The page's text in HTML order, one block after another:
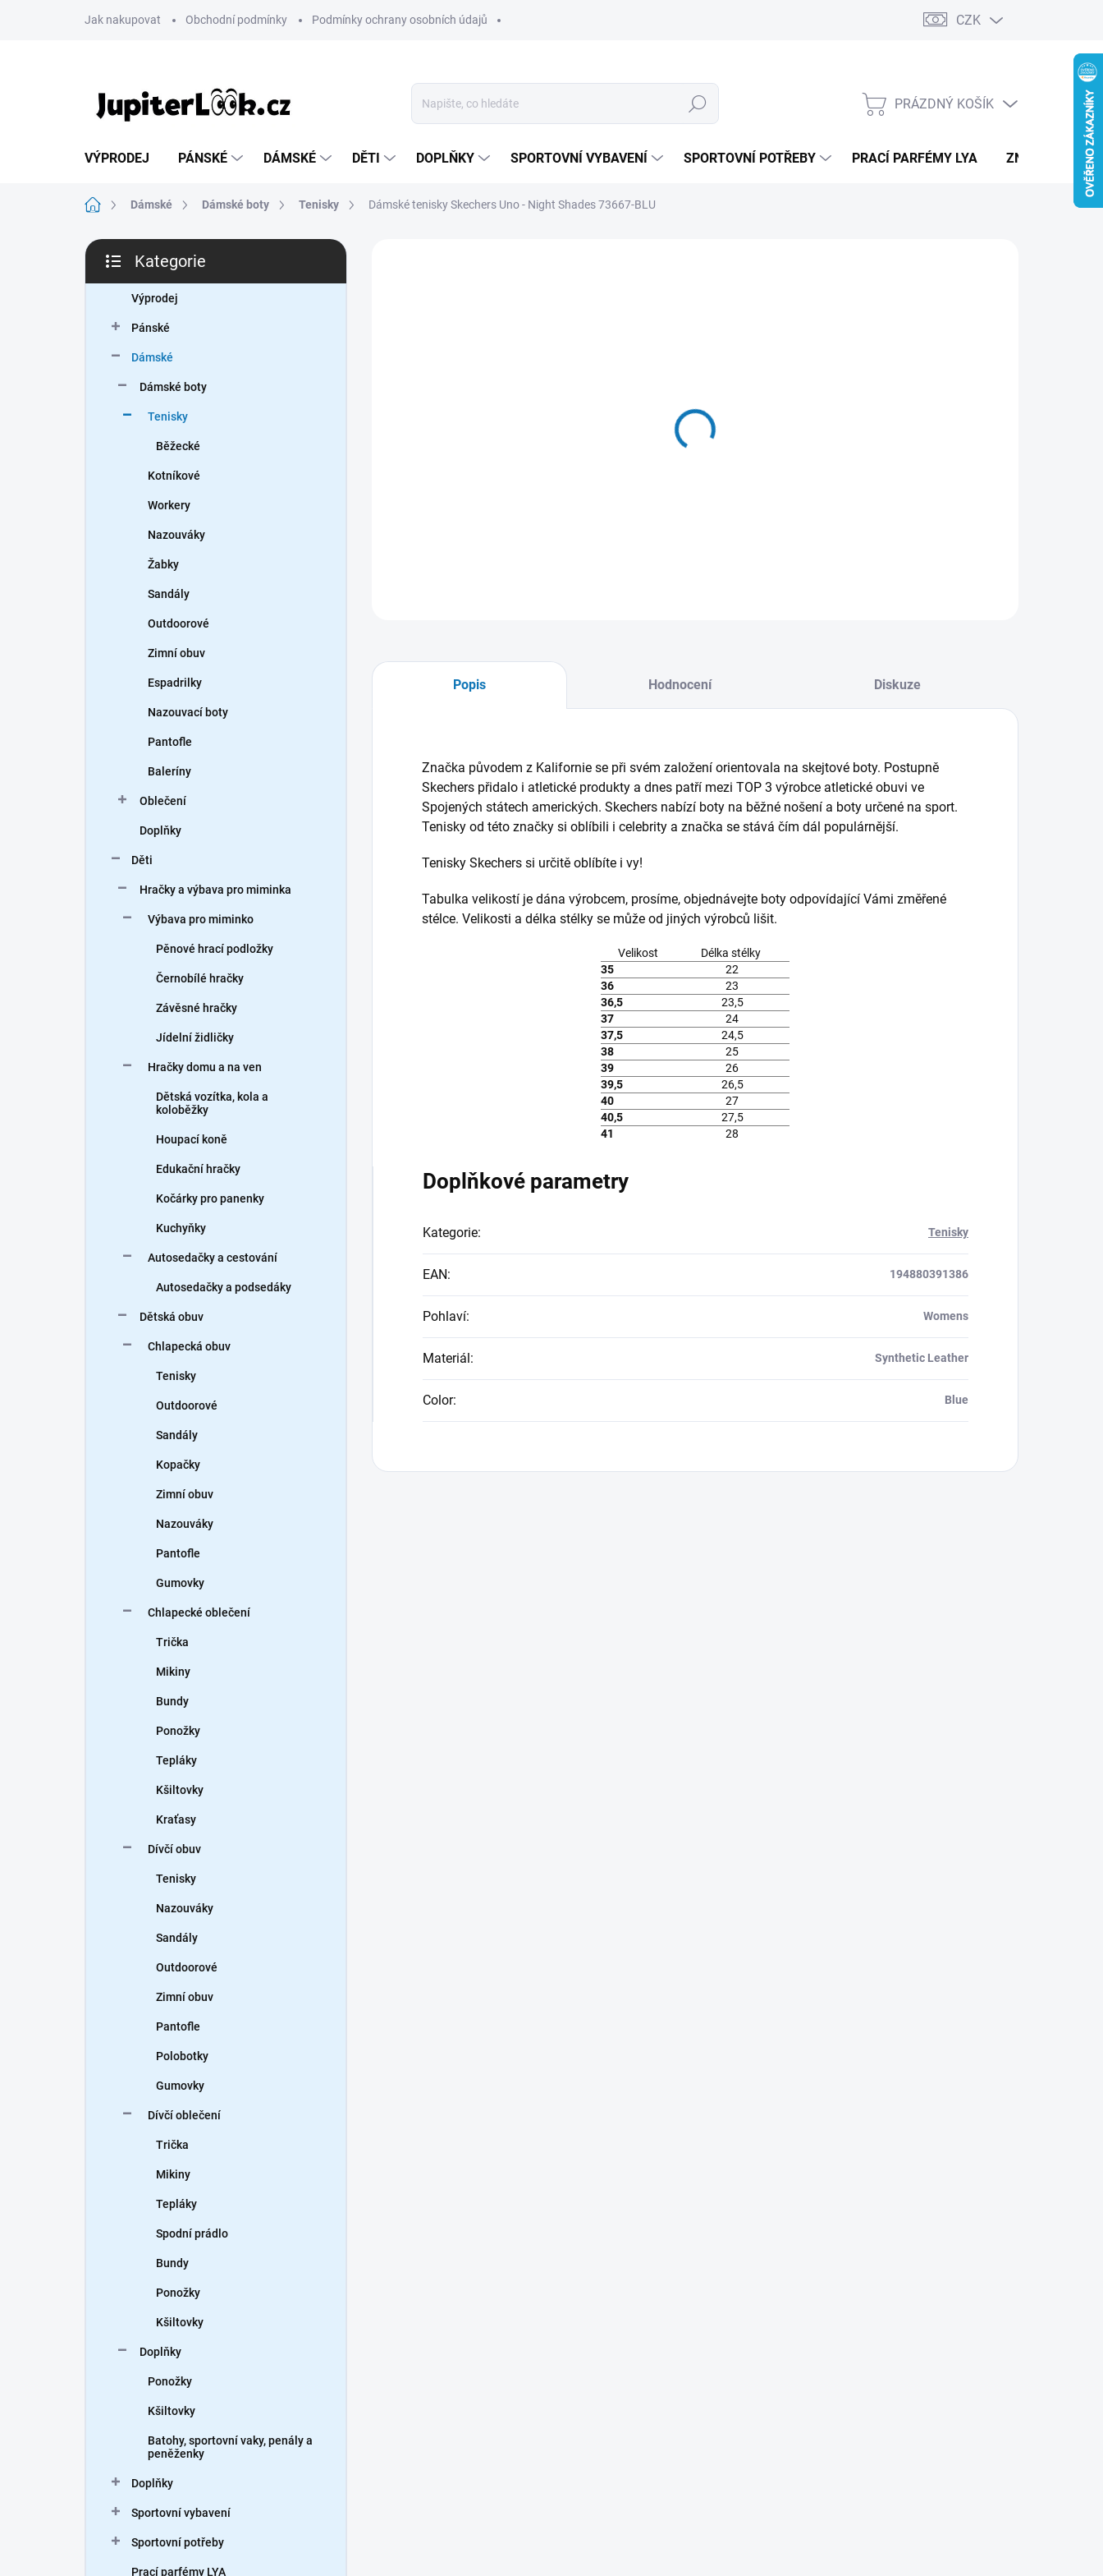
Jak nakupovat Obchodní podmínky Podmínky ochrany osobních údajů CZK
Hledat
NÁKUPNÍ
PRÁZDNÝ KOŠÍK
VÝPRODEJ PÁNSKÉ DÁMSKÉ DĚTI DOPLŇKY SPORTOVNÍ VYBAVENÍ SPORTOVNÍ POTŘEBY PRACÍ PARFÉMY LYA ZNAČKY
Domů Dámské Dámské boty Tenisky Dámské tenisky Skechers Uno - Night Shades 73667-BLU
P
s
kategorie
Kategorie
Výprodej
Pánské
Dámské
Dámské boty
Tenisky
Běžecké
Kotníkové
Workery
Nazouváky
Žabky
Sandály
Outdoorové
Zimní obuv
Espadrilky
Nazouvací boty
Pantofle
Baleríny
Oblečení
Doplňky
Děti
Hračky a výbava pro miminka
Výbava pro miminko
Pěnové hrací podložky
Černobílé hračky
Závěsné hračky
Jídelní židličky
Hračky domu a na ven
Dětská vozítka, kola a
koloběžky
Houpací koně
Edukační hračky
Kočárky pro panenky
Kuchyňky
Autosedačky a cestování
Autosedačky a podsedáky
Dětská obuv
Chlapecká obuv
Tenisky
Outdoorové
Sandály
Kopačky
Zimní obuv
Nazouváky
Pantofle
Gumovky
Chlapecké oblečení
Trička
Mikiny
Bundy
Ponožky
Tepláky
Kšiltovky
Kraťasy
Dívčí obuv
Tenisky
Nazouváky
Sandály
Outdoorové
Zimní obuv
Pantofle
Polobotky
Gumovky
Dívčí oblečení
Trička
Mikiny
Tepláky
Spodní prádlo
Bundy
Ponožky
Kšiltovky
Doplňky
Ponožky
Kšiltovky
Batohy, sportovní vaky, penály a
peněženky
Doplňky
Sportovní vybavení
Sportovní potřeby
Prací parfémy LYA
14.8.2026
Popis Hodnocení Diskuze
Značka původem z Kalifornie se při svém založení orientovala na skejtové boty. Postupně
Skechers přidalo i atletické produkty a dnes patří mezi TOP 3 výrobce atletické obuvi ve
Spojených státech amerických. Skechers nabízí boty na běžné nošení a boty určené na sport.
Tenisky od této značky si oblíbili i celebrity a značka se stává čím dál populárnější.
Tenisky Skechers si určitě oblíbíte i vy!
Tabulka velikostí je dána výrobcem, prosíme, objednávejte boty odpovídající Vámi změřené
stélce. Velikosti a délka stélky se může od jiných výrobců lišit.
Velikost
Délka stélky
35
22
36
23
36,5
23,5
37
24
37,5
24,5
38
25
39
26
39,5
26,5
40
27
40,5
27,5
41
28
Doplňkové parametry
Kategorie: Tenisky
EAN: 194880391386
Pohlaví: Womens
Materiál: Synthetic Leather
Color: Blue